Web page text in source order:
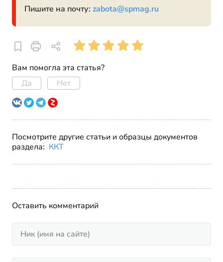
Пишите на почту: zabota@spmag.ru
Вам помогла эта статья?
Да
Нет
Посмотрите другие статьи и образцы документов
раздела: ККТ
Оставить комментарий